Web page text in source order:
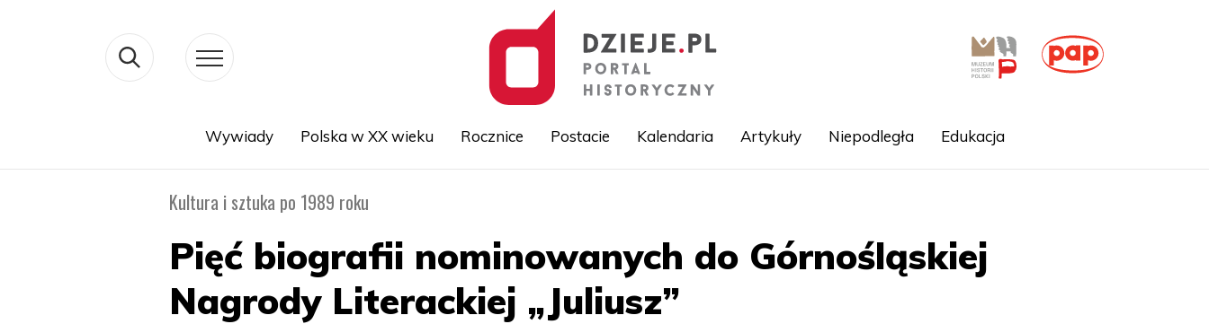
Wywiady Polska w XX wieku Rocznice Postacie Kalendaria Artykuły Niepodległa Edukacja
Kultura i sztuka po 1989 roku
Pięć biografii nominowanych do Górnośląskiej
Nagrody Literackiej „Juliusz”